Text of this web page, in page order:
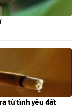
từ tình yêu đất